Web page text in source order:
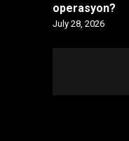
operasyon?
July 28, 2026